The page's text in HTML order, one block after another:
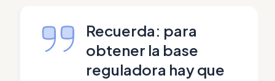
Recuerda: para
obtener la base
reguladora hay que